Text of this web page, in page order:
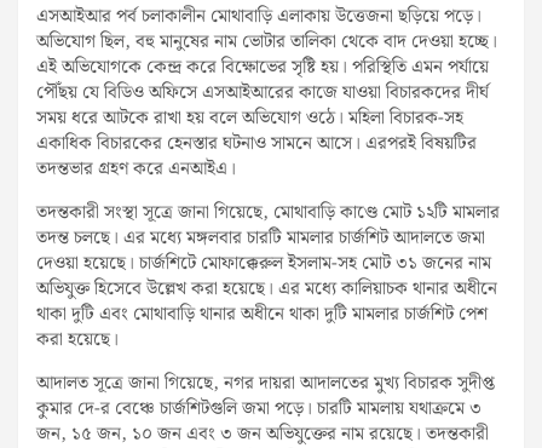
এসআইআর পর্ব চলাকালীন মোথাবাড়ি এলাকায় উত্তেজনা ছড়িয়ে পড়ে।
অভিযোগ ছিল, বহু মানুষের নাম ভোটার তালিকা থেকে বাদ দেওয়া হচ্ছে।
এই অভিযোগকে কেন্দ্র করে বিক্ষোভের সৃষ্টি হয়। পরিস্থিতি এমন পর্যায়ে
পৌঁছয় যে বিডিও অফিসে এসআইআরের কাজে যাওয়া বিচারকদের দীর্ঘ
সময় ধরে আটকে রাখা হয় বলে অভিযোগ ওঠে। মহিলা বিচারক-সহ
একাধিক বিচারকের হেনস্তার ঘটনাও সামনে আসে। এরপরই বিষয়টির
তদন্তভার গ্রহণ করে এনআইএ।
তদন্তকারী সংস্থা সূত্রে জানা গিয়েছে, মোথাবাড়ি কাণ্ডে মোট ১২টি মামলার
তদন্ত চলছে। এর মধ্যে মঙ্গলবার চারটি মামলার চার্জশিট আদালতে জমা
দেওয়া হয়েছে। চার্জশিটে মোফাক্কেরুল ইসলাম-সহ মোট ৩১ জনের নাম
অভিযুক্ত হিসেবে উল্লেখ করা হয়েছে। এর মধ্যে কালিয়াচক থানার অধীনে
থাকা দুটি এবং মোথাবাড়ি থানার অধীনে থাকা দুটি মামলার চার্জশিট পেশ
করা হয়েছে।
আদালত সূত্রে জানা গিয়েছে, নগর দায়রা আদালতের মুখ্য বিচারক সুদীপ্ত
কুমার দে-র বেঞ্চে চার্জশিটগুলি জমা পড়ে। চারটি মামলায় যথাক্রমে ৩
জন, ১৫ জন, ১০ জন এবং ৩ জন অভিযুক্তের নাম রয়েছে। তদন্তকারী